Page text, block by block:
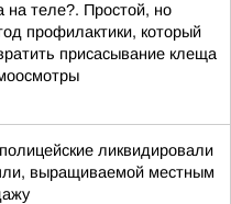
на теле?. Простой, но
профилактики, который
присасывание клеща
ликвидировали
выращиваемой местным